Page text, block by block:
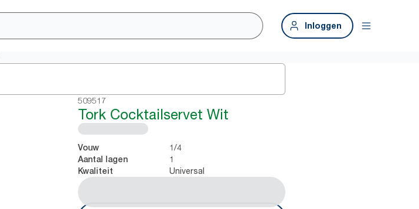
Inloggen
509517
Tork Cocktailservet Wit
Vouw 1/4
Aantal lagen 1
Kwaliteit Universal